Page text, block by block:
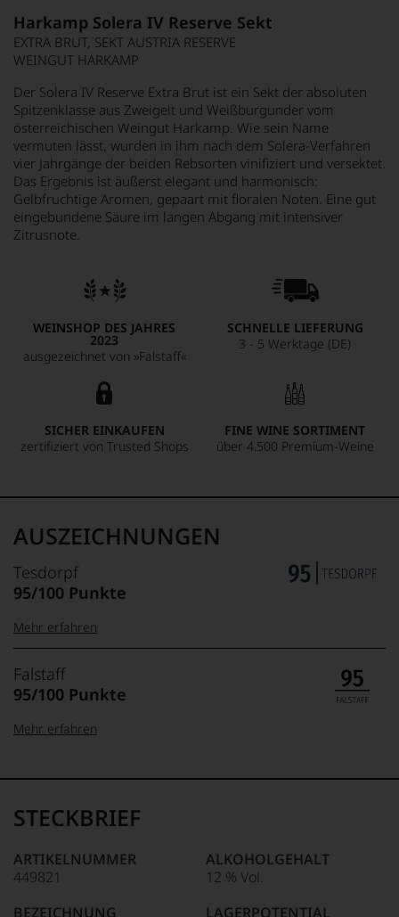
Harkamp Solera IV Reserve Sekt
EXTRA BRUT, SEKT AUSTRIA RESERVE
WEINGUT HARKAMP
Der Solera IV Reserve Extra Brut ist ein Sekt der absoluten
Spitzenklasse aus Zweigelt und Weißburgunder vom
österreichischen Weingut Harkamp. Wie sein Name
vermuten lässt, wurden in ihm nach dem Solera-Verfahren
vier Jahrgänge der beiden Rebsorten vinifiziert und versektet.
Das Ergebnis ist äußerst elegant und harmonisch:
Gelbfruchtige Aromen, gepaart mit floralen Noten. Eine gut
eingebundene Säure im langen Abgang mit intensiver
Zitrusnote.
WEINSHOP DES JAHRES
2023
ausgezeichnet von »Falstaff«
SCHNELLE LIEFERUNG
3 - 5 Werktage (DE)
SICHER EINKAUFEN
zertifiziert von Trusted Shops
FINE WINE SORTIMENT
über 4.500 Premium-Weine
AUSZEICHNUNGEN
Tesdorpf
95/100 Punkte
99–100 Punkte:
95–98 Punkte:
90–94 Punkte:
Tesdorpf
Der
Name
Tesdorpf
steht
für
die
Weine
der
wie
Mehr erfahren
Falstaff
95/100 Punkte
89-80 Punkte:
unter
Weinliebhabern
unter
Feinschmeckern
beliebte
Mehr erfahren
STECKBRIEF
ARTIKELNUMMER
449821
BEZEICHNUNG
ALKOHOLGEHALT
12 % Vol.
LAGERPOTENTIAL